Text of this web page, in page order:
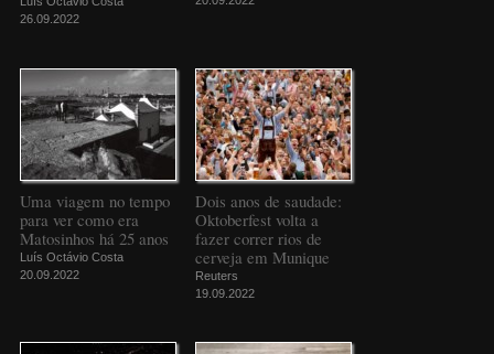
26.09.2022
Uma viagem no tempo
para ver como era
Matosinhos há 25 anos
Luís Octávio Costa
20.09.2022
Dois anos de saudade:
Oktoberfest volta a
fazer correr rios de
cerveja em Munique
Reuters
19.09.2022